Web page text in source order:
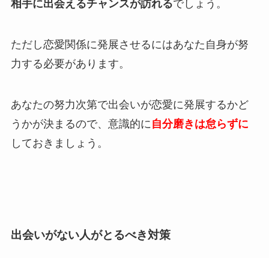
相手に出会えるチャンスが訪れるでしょう。
ただし恋愛関係に発展させるにはあなた自身が努
力する必要があります。
あなたの努力次第で出会いが恋愛に発展するかど
うかが決まるので、意識的に 自分磨きは怠らずに
しておきましょう。
出会いがない人がとるべき対策